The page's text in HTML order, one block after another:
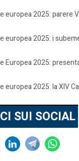
europea 2025: parere
europea 2025: i
Europea 2025:
europea 2025: la XIV
SUI SOCIAL